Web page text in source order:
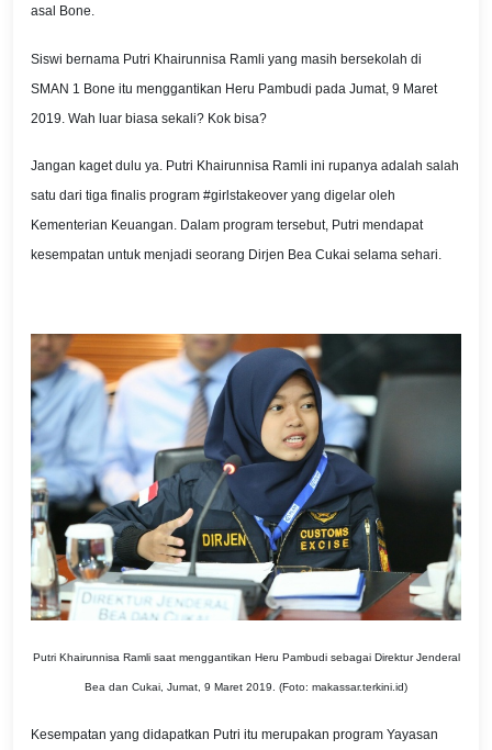
asal Bone.
Siswi bernama Putri Khairunnisa Ramli yang masih bersekolah di
SMAN 1 Bone itu menggantikan Heru Pambudi pada Jumat, 9 Maret
2019. Wah luar biasa sekali? Kok bisa?
Jangan kaget dulu ya. Putri Khairunnisa Ramli ini rupanya adalah salah
satu dari tiga finalis program #girlstakeover yang digelar oleh
Kementerian Keuangan. Dalam program tersebut, Putri mendapat
kesempatan untuk menjadi seorang Dirjen Bea Cukai selama sehari.
Putri Khairunnisa Ramli saat menggantikan Heru Pambudi sebagai Direktur Jenderal
Bea dan Cukai, Jumat, 9 Maret 2019. (Foto: makassar.terkini.id)
Kesempatan yang didapatkan Putri itu merupakan program Yayasan